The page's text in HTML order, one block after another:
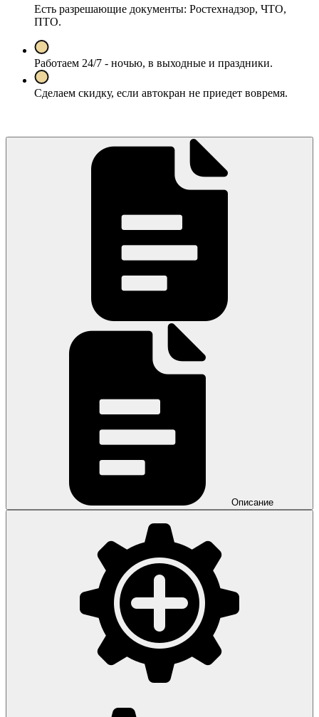
Есть разрешающие документы: Ростехнадзор, ЧТО,
ПТО.
Работаем 24/7 - ночью, в выходные и праздники.
Сделаем скидку, если автокран не приедет вовремя.
Описание